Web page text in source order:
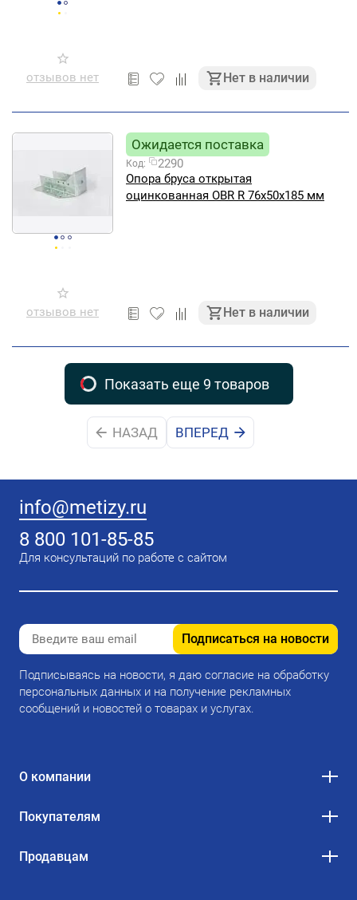
отзывов нет Нет в наличии
отзывов нет
Ожидается поставка
Код:
2290
Опора бруса открытая
оцинкованная OBR R 76х50х185 мм
Нет в наличии
Показать еще 9 товаров
НАЗАД ВПЕРЕД
info@metizy.ru
8 800 101-85-85
Для консультаций по работе с сайтом
Подписаться на новости
Подписываясь на новости, я даю согласие на обработку
персональных данных и на получение рекламных
сообщений и новостей о товарах и услугах.
О компании
Покупателям
Продавцам